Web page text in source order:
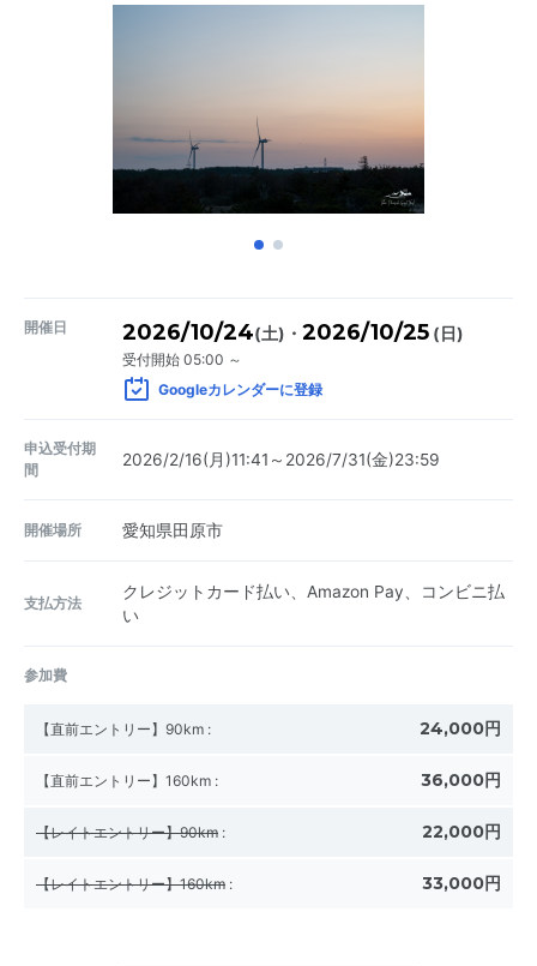
開催日 2026/10/24(土) ・ 2026/10/25(日)
受付開始 05:00 ～
Googleカレンダーに登録
申込受付期
間
2026/2/16(月)11:41～2026/7/31(金)23:59
開催場所 愛知県田原市
支払方法
クレジットカード払い、Amazon Pay、コンビニ払
い
参加費
【直前エントリー】90km : 24,000円
【直前エントリー】160km : 36,000円
【レイトエントリー】90km : 22,000円
【レイトエントリー】160km : 33,000円